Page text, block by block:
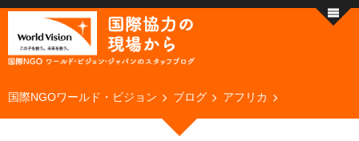
国際NGOワールド・ビジョン ブログ アフリカ